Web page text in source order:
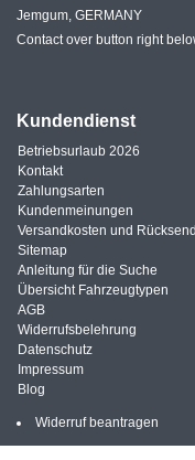
Jemgum, GERMANY
Contact over button right
Kundendienst
Betriebsurlaub 2026
Kontakt
Zahlungsarten
Kundenmeinungen
Versandkosten und
Sitemap
Anleitung für die Suche
Übersicht Fahrzeugtypen
AGB
Widerrufsbelehrung
Datenschutz
Impressum
Blog
Widerruf beantragen